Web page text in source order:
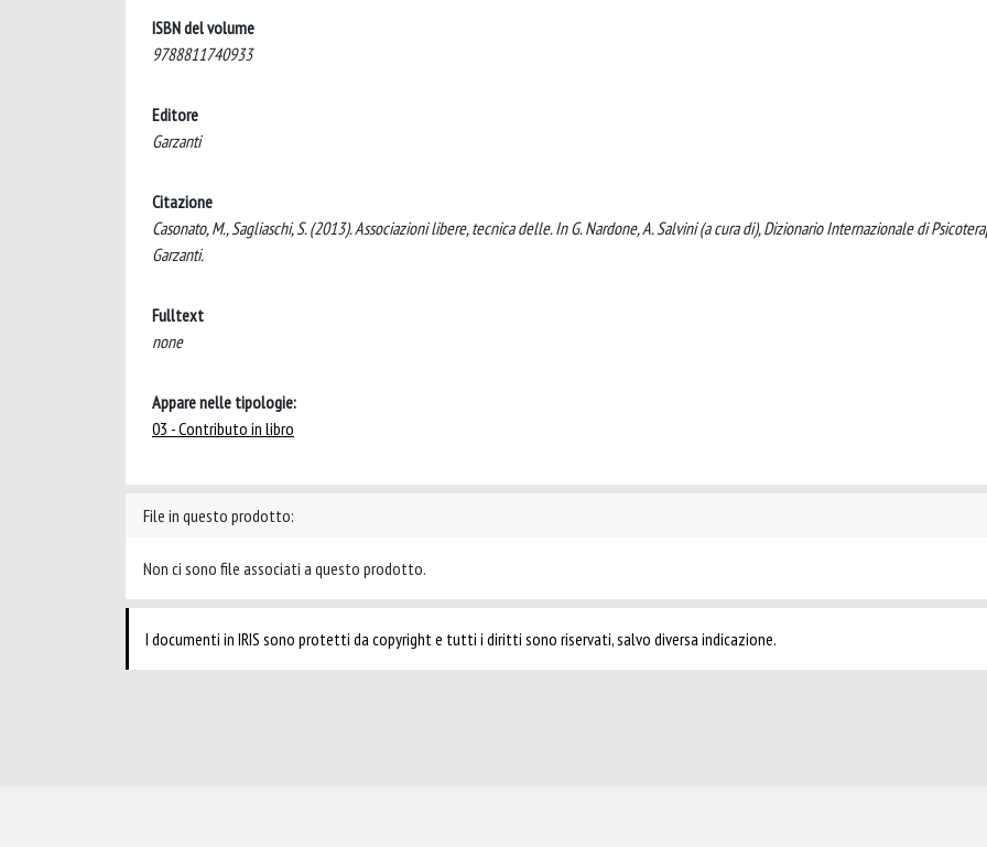
ISBN del volume
9788811740933
Editore
Garzanti
Citazione
Casonato, M., Sagliaschi, S. (2013). Associazioni libere, tecnica delle. In G. Nardone, A. Salvini (a cura di), Dizionario Internazionale di
Garzanti.
Fulltext
none
Appare nelle tipologie:
03 - Contributo in libro
File in questo prodotto:
Non ci sono file associati a questo prodotto.
I documenti in IRIS sono protetti da copyright e tutti i diritti sono riservati, salvo diversa indicazione.